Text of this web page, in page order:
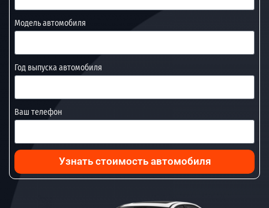
Модель автомобиля
Год выпуска автомобиля
Ваш телефон
Узнать стоимость автомобиля